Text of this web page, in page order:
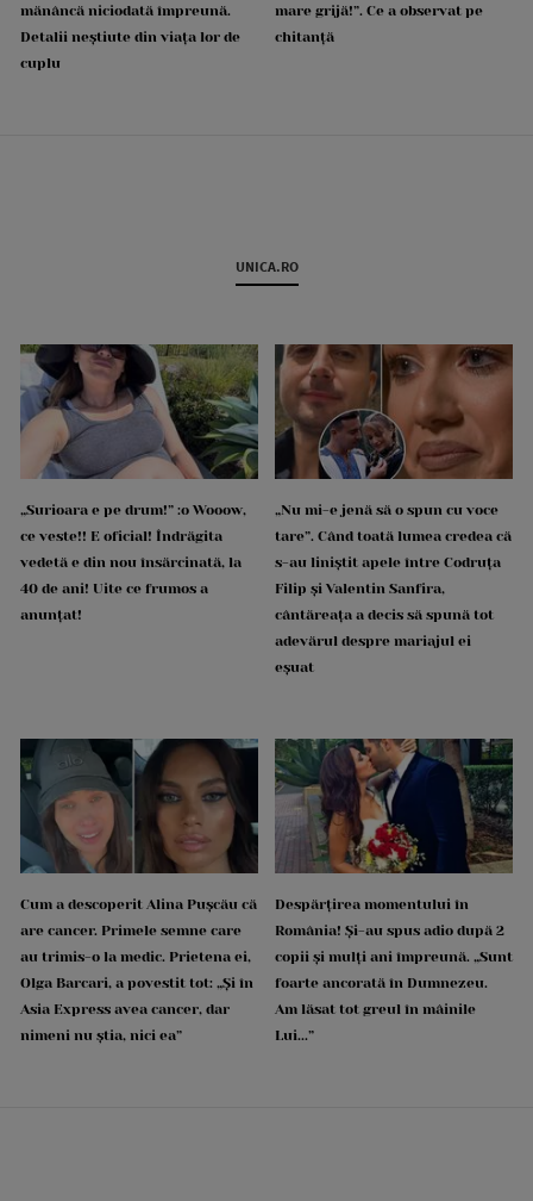
mănâncă niciodată împreună.
Detalii neștiute din viața lor de
cuplu
mare grijă!”. Ce a observat pe
chitanță
UNICA.RO
„Surioara e pe drum!” :o Wooow,
ce veste!! E oficial! Îndrăgita
vedetă e din nou însărcinată, la
40 de ani! Uite ce frumos a
anunțat!
„Nu mi-e jenă să o spun cu voce
tare”. Când toată lumea credea că
s-au liniștit apele între Codruța
Filip și Valentin Sanfira,
cântăreața a decis să spună tot
adevărul despre mariajul ei
eșuat
Cum a descoperit Alina Pușcău că
are cancer. Primele semne care
au trimis-o la medic. Prietena ei,
Olga Barcari, a povestit tot: „Și în
Asia Express avea cancer, dar
nimeni nu știa, nici ea”
Despărțirea momentului în
România! Și-au spus adio după 2
copii și mulți ani împreună. „Sunt
foarte ancorată în Dumnezeu.
Am lăsat tot greul în mâinile
Lui...”